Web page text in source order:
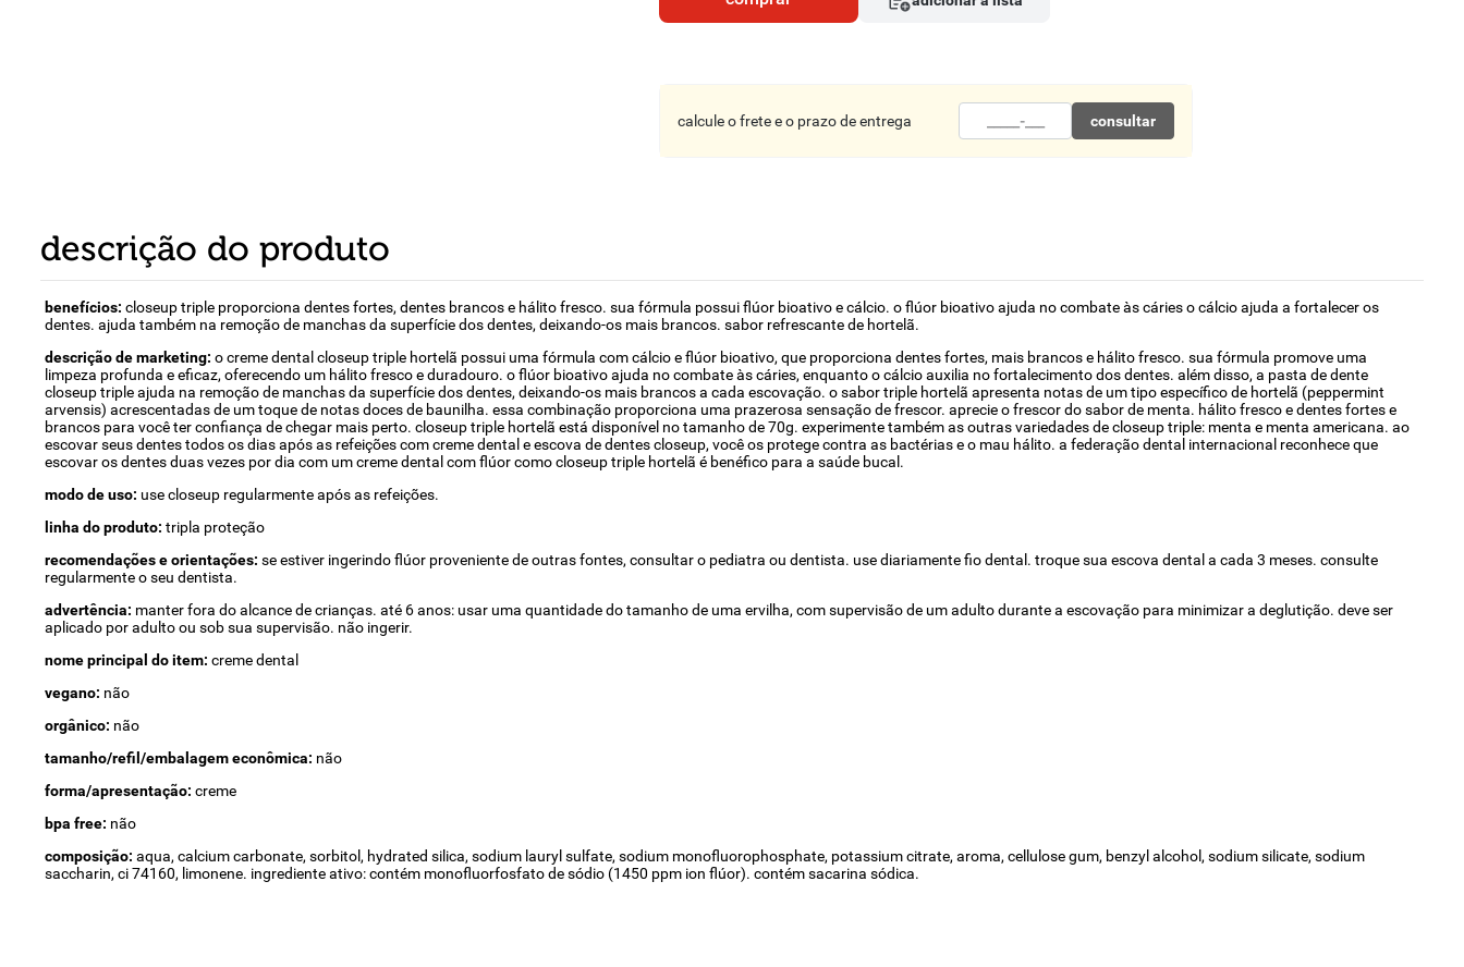
calcule o frete e o prazo de entrega consultar
descrição do produto
benefícios: closeup triple proporciona dentes fortes, dentes brancos e hálito fresco. sua fórmula possui flúor bioativo e cálcio. o flúor bioativo ajuda no combate às cáries o cálcio ajuda a fortalecer os
dentes. ajuda também na remoção de manchas da superfície dos dentes, deixando-os mais brancos. sabor refrescante de hortelã.
descrição de marketing: o creme dental closeup triple hortelã possui uma fórmula com cálcio e flúor bioativo, que proporciona dentes fortes, mais brancos e hálito fresco. sua fórmula promove uma
limpeza profunda e eficaz, oferecendo um hálito fresco e duradouro. o flúor bioativo ajuda no combate às cáries, enquanto o cálcio auxilia no fortalecimento dos dentes. além disso, a pasta de dente
closeup triple ajuda na remoção de manchas da superfície dos dentes, deixando-os mais brancos a cada escovação. o sabor triple hortelã apresenta notas de um tipo específico de hortelã (peppermint
arvensis) acrescentadas de um toque de notas doces de baunilha. essa combinação proporciona uma prazerosa sensação de frescor. aprecie o frescor do sabor de menta. hálito fresco e dentes fortes e
brancos para você ter confiança de chegar mais perto. closeup triple hortelã está disponível no tamanho de 70g. experimente também as outras variedades de closeup triple: menta e menta americana. ao
escovar seus dentes todos os dias após as refeições com creme dental e escova de dentes closeup, você os protege contra as bactérias e o mau hálito. a federação dental internacional reconhece que
escovar os dentes duas vezes por dia com um creme dental com flúor como closeup triple hortelã é benéfico para a saúde bucal.
modo de uso: use closeup regularmente após as refeições.
linha do produto: tripla proteção
recomendações e orientações: se estiver ingerindo flúor proveniente de outras fontes, consultar o pediatra ou dentista. use diariamente fio dental. troque sua escova dental a cada 3 meses. consulte
regularmente o seu dentista.
advertência: manter fora do alcance de crianças. até 6 anos: usar uma quantidade do tamanho de uma ervilha, com supervisão de um adulto durante a escovação para minimizar a deglutição. deve ser
aplicado por adulto ou sob sua supervisão. não ingerir.
nome principal do item: creme dental
vegano: não
orgânico: não
tamanho/refil/embalagem econômica: não
forma/apresentação: creme
bpa free: não
composição: aqua, calcium carbonate, sorbitol, hydrated silica, sodium lauryl sulfate, sodium monofluorophosphate, potassium citrate, aroma, cellulose gum, benzyl alcohol, sodium silicate, sodium
saccharin, ci 74160, limonene. ingrediente ativo: contém monofluorfosfato de sódio (1450 ppm ion flúor). contém sacarina sódica.